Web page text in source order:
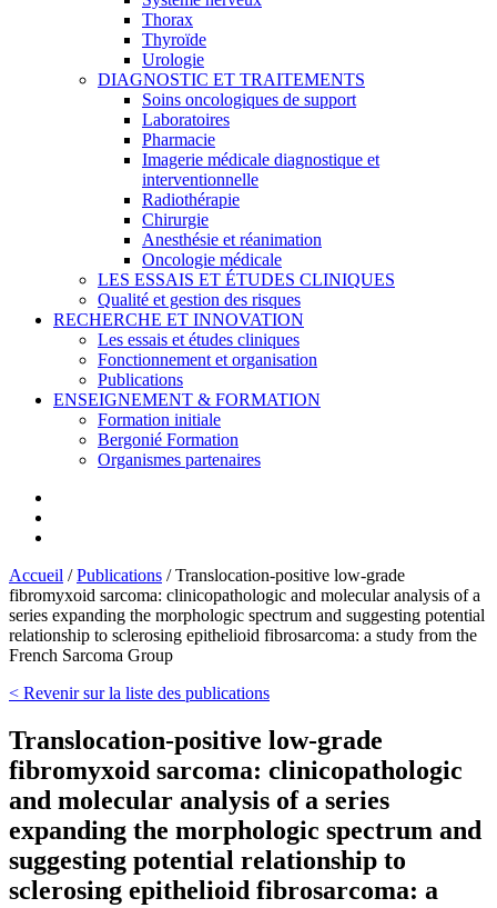
Thorax
Thyroïde
Urologie
DIAGNOSTIC ET TRAITEMENTS
Soins oncologiques de support
Laboratoires
Pharmacie
Imagerie médicale diagnostique et
interventionnelle
Radiothérapie
Chirurgie
Anesthésie et réanimation
Oncologie médicale
LES ESSAIS ET ÉTUDES CLINIQUES
Qualité et gestion des risques
RECHERCHE ET INNOVATION
Les essais et études cliniques
Fonctionnement et organisation
Publications
ENSEIGNEMENT & FORMATION
Formation initiale
Bergonié Formation
Organismes partenaires
Accueil /Publications /Translocation-positive low-grade
fibromyxoid sarcoma: clinicopathologic and molecular analysis of a
series expanding the morphologic spectrum and suggesting potential
relationship to sclerosing epithelioid fibrosarcoma: a study from the
French Sarcoma Group
< Revenir sur la liste des publications
Translocation-positive low-grade
fibromyxoid sarcoma: clinicopathologic
and molecular analysis of a series
expanding the morphologic spectrum and
suggesting potential relationship to
sclerosing epithelioid fibrosarcoma: a